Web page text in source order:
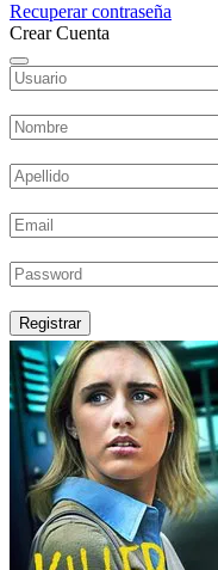
Recuperar contraseña
Crear Cuenta
Registrar